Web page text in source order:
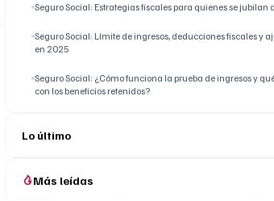
Seguro Social: Estrategias fiscales para quienes se jubilan
Seguro Social: Límite de ingresos, deducciones fiscales y
en 2025
Seguro Social: ¿Cómo funciona la prueba de ingresos y
con los beneficios retenidos?
Lo último
Más leídas